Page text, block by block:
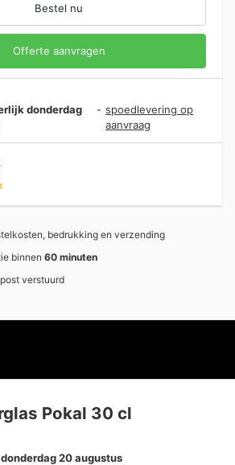
Bestel nu
Offerte aanvragen
donderdag
- spoedlevering op
aanvraag
bedrukking en verzending
binnen 60 minuten
verstuurd
Pokal 30 cl
donderdag 20 augustus